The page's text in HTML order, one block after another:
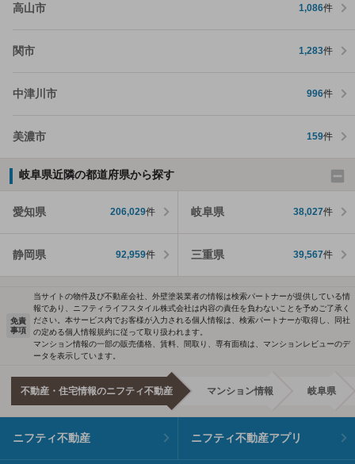
高山市 1,086件
関市 1,283件
中津川市 996件
美濃市 159件
岐阜県近隣の都道府県から探す
愛知県 206,029件 岐阜県 38,027件
静岡県 92,959件 三重県 39,567件
免責
事項
当サイトの物件及び不動産会社、外壁塗装業者の情報は検索パートナーが提供している情
報であり、ニフティライフスタイル株式会社は内容の責任を負わないことを予めご了承く
ださい。本サービス内でお客様が入力される個人情報は、検索パートナーが取得し、同社
の定める個人情報規約に従って取り扱われます。
マンション情報の一部の販売価格、賃料、間取り、専有面積は、マンションレビューのデ
ータを表示しています。
不動産・住宅情報のニフティ不動産 マンション情報 岐阜県
ニフティ不動産 ニフティ不動産アプリ